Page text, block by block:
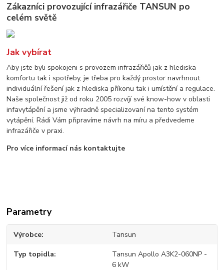
Zákazníci provozující infrazářiče TANSUN po
celém světě
Jak vybírat
Aby jste byli spokojeni s provozem infrazářičů jak z hlediska
komfortu tak i spotřeby, je třeba pro každý prostor navrhnout
individuální řešení jak z hlediska příkonu tak i umístění a regulace.
Naše společnost již od roku 2005 rozvíjí své know-how v oblasti
infavytápění a jsme výhradně specializovaní na tento systém
vytápění. Rádi Vám připravíme návrh na míru a předvedeme
infrazářiče v praxi.
Pro více informací nás kontaktujte
Parametry
Výrobce Tansun
Typ topidla
Tansun Apollo A3K2-060NP -
6 kW